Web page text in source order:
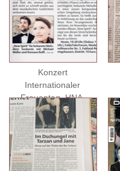
Konzert
Internationaler
Frauentag, HNA,
08.03.2018